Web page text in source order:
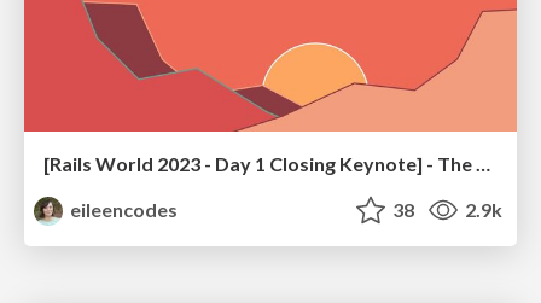
[Rails World 2023 - Day 1 Closing Keynote] - The Magic of Rails
eileencodes
38 2.9k